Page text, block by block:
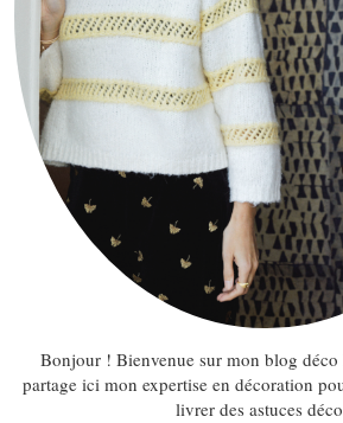
Bonjour ! Bienvenue sur mon blog
partage ici mon expertise en décoration
livrer des astuces